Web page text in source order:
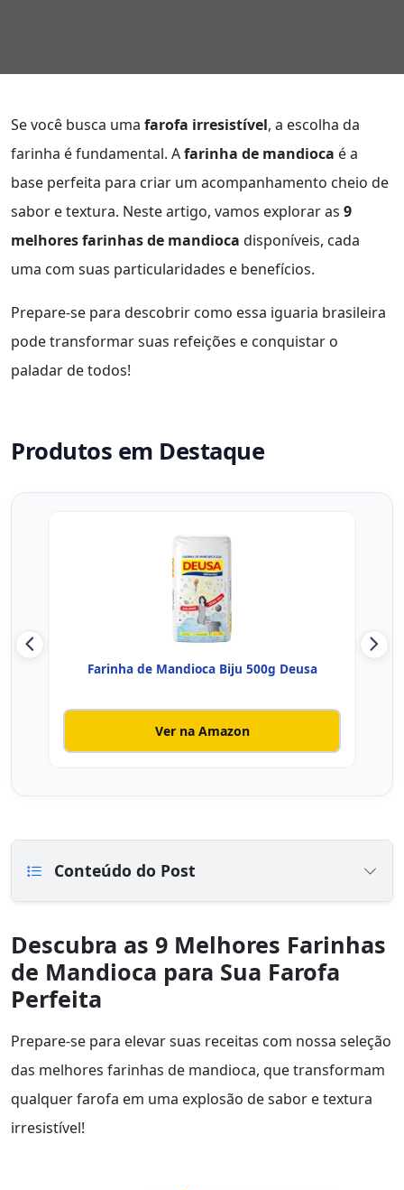
Se você busca uma farofa irresistível, a escolha da
farinha é fundamental. Afarinha de mandioca é a
base perfeita para criar um acompanhamento cheio de
sabor e textura. Neste artigo, vamos explorar as 9
melhores farinhas de mandioca disponíveis, cada
uma com suas particularidades e benefícios.
Prepare-se para descobrir como essa iguaria brasileira
pode transformar suas refeições e conquistar o
paladar de todos!
Produtos em Destaque
Farinha de Mandioca Biju 500g Deusa
Ver na Amazon
Conteúdo do Post
Descubra as 9 Melhores Farinhas
de Mandioca para Sua Farofa
Perfeita
Prepare-se para elevar suas receitas com nossa seleção
das melhores farinhas de mandioca, que transformam
qualquer farofa em uma explosão de sabor e textura
irresistível!